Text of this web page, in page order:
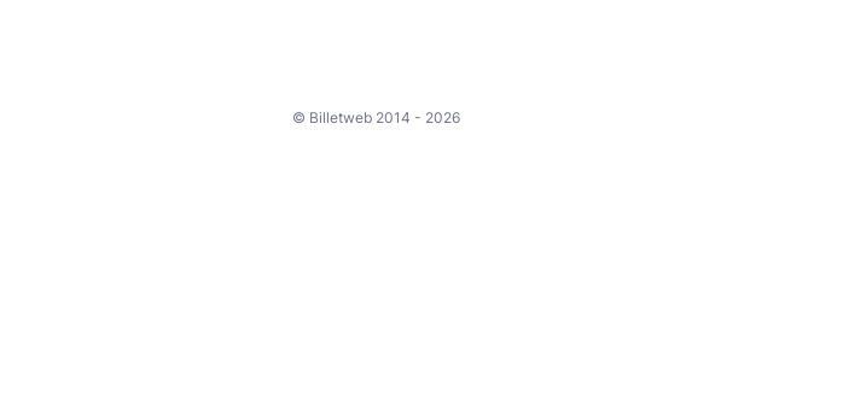
© Billetweb 2014 - 2026